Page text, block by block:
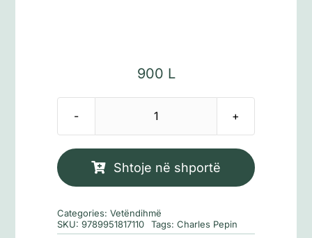
900 L
Sasi
Shtoje në shportë
Categories:Vetëndihmë
SKU:9789951817110 Tags:Charles Pepin